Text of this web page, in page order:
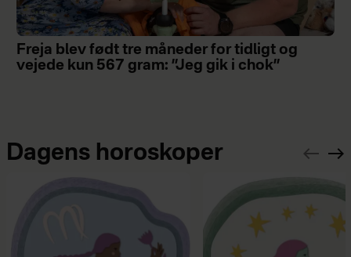
Freja blev født tre måneder for tidligt og
vejede kun 567 gram: ”Jeg gik i chok”
Dagens horoskoper